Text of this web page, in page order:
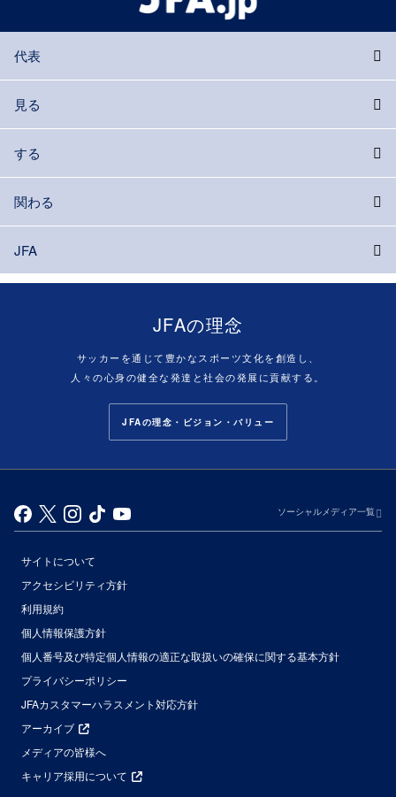
代表
見る
する
関わる
JFA
JFAの理念
サッカーを通じて豊かなスポーツ文化を創造し、
人々の心身の健全な発達と社会の発展に貢献する。
JFAの理念・ビジョン・バリュー
ソーシャルメディア一覧
サイトについて
アクセシビリティ方針
利用規約
個人情報保護方針
個人番号及び特定個人情報の適正な取扱いの確保に関する基本方針
プライバシーポリシー
JFAカスタマーハラスメント対応方針
アーカイブ
メディアの皆様へ
キャリア採用について